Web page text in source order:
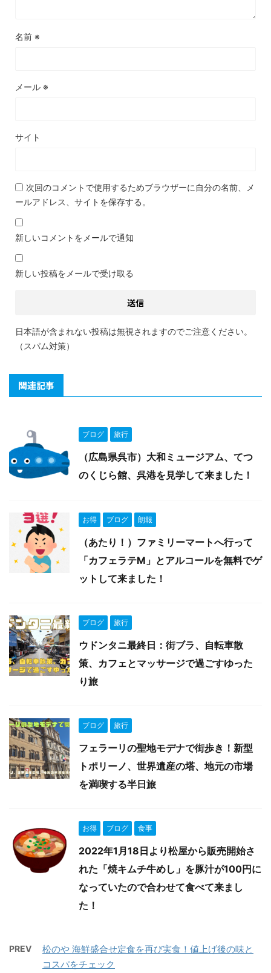
名前 ※
メール ※
サイト
次回のコメントで使用するためブラウザーに自分の名前、メ
ールアドレス、サイトを保存する。
新しいコメントをメールで通知
新しい投稿をメールで受け取る
日本語が含まれない投稿は無視されますのでご注意ください。
（スパム対策）
関連記事
ブログ 旅行
（広島県呉市）大和ミュージアム、てつ
のくじら館、呉港を見学して来ました！
お得 ブログ 朗報
（あたり！）ファミリーマートへ行って
「カフェラテM」とアルコールを無料でゲ
ットして来ました！
ブログ 旅行
ウドンタニ最終日：街ブラ、自転車散
策、カフェとマッサージで過ごすゆった
り旅
ブログ 旅行
フェラーリの聖地モデナで街歩き！新型
トポリーノ、世界遺産の塔、地元の市場
を満喫する半日旅
お得 ブログ 食事
2022年1月18日より松屋から販売開始さ
れた「焼キムチ牛めし」を豚汁が100円に
なっていたので合わせて食べて来まし
た！
PREV
松のや 海鮮盛合せ定食を再び実食！値上げ後の味と
コスパをチェック